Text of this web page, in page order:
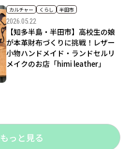
【知多半島・半田市】高校生の娘
が本革財布づくりに挑戦！レザー
小物ハンドメイド・ランドセルリ
メイクのお店「himi leather」
カルチャー くらし 半田市
2026.05.22
もっと見る